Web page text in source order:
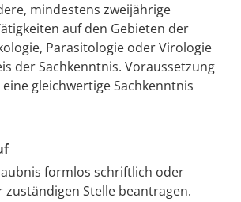
mindestens zweijährige
auf den Gebieten der
Parasitologie oder Virologie
der Sachkenntnis. Voraussetzung
eine gleichwertige Sachkenntnis
formlos schriftlich oder
Stelle beantragen.